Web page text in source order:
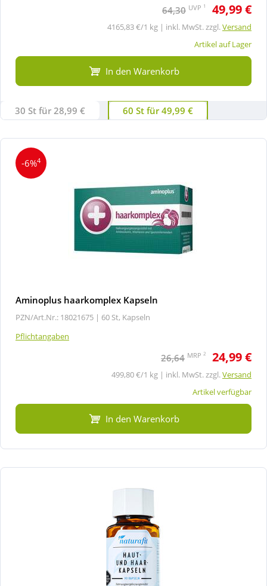
64,30 UVP 1 49,99 €
4165,83 €/1 kg | inkl. MwSt. zzgl.Versand
Artikel auf Lager
In den Warenkorb
30 St für 28,99 € 60 St für 49,99 €
-6%4
Aminoplus haarkomplex Kapseln
PZN/Art.Nr.: 18021675 | 60 St, Kapseln
Pflichtangaben
26,64 MRP 2 24,99 €
499,80 €/1 kg | inkl. MwSt. zzgl.Versand
Artikel verfügbar
In den Warenkorb